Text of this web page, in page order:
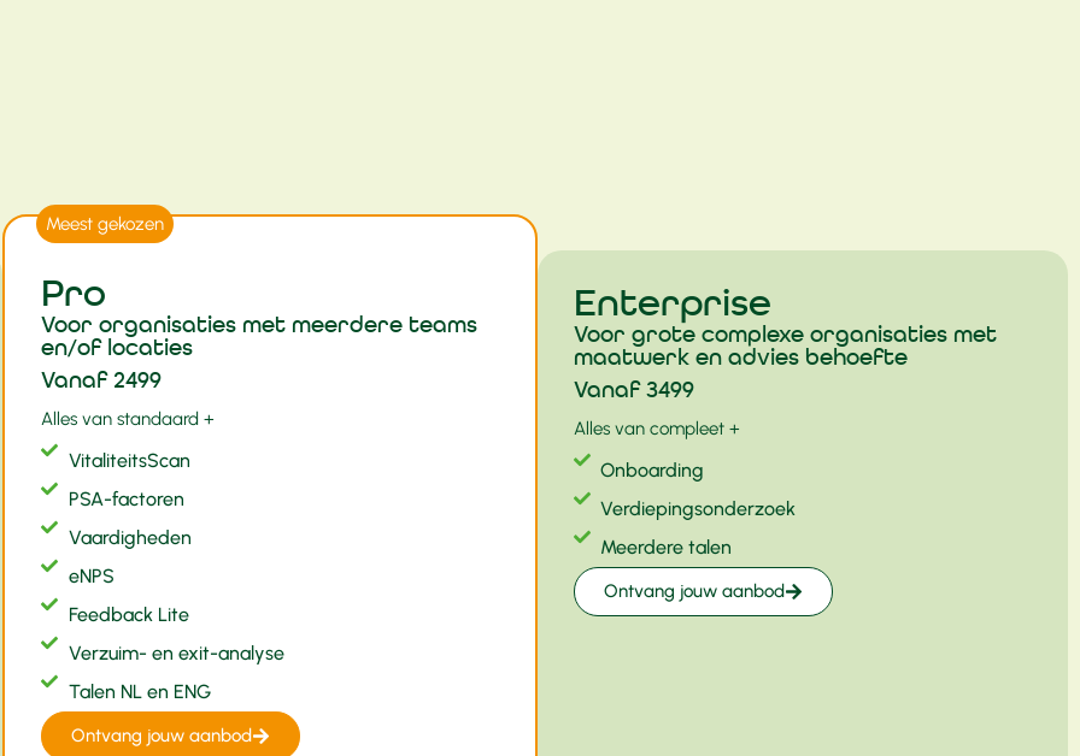
Meest gekozen
Pro
Voor organisaties met meerdere teams
en/of locaties
Vanaf 2499
Alles van standaard +
VitaliteitsScan
PSA-factoren
Vaardigheden
eNPS
Feedback Lite
Verzuim- en exit-analyse
Talen NL en ENG
Ontvang jouw aanbod
Enterprise
Voor grote complexe organisaties met
maatwerk en advies behoefte
Vanaf 3499
Alles van compleet +
Onboarding
Verdiepingsonderzoek
Meerdere talen
Ontvang jouw aanbod